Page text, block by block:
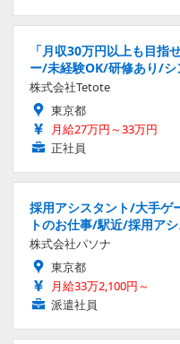
「月収30万円以上も目指
ー/未経験OK/研修あり/
株式会社Tetote
東京都
月給27万円～33万円
正社員
採用アシスタント/大手ゲ
トのお仕事/駅近/採用ア
株式会社パソナ
東京都
月給33万2,100円～
派遣社員